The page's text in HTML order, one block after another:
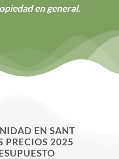
en general.
EN SANT
PRECIOS 2025